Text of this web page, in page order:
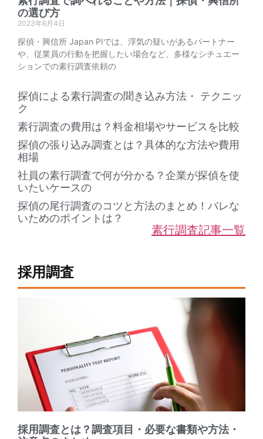
の選び方
2023年6月4日
探偵・興信所 Japan PIでは、浮気の疑いがあるパートナー
や、従業員の行動を把握したい場合など、多様なシチュエー
ションでの素行調査依頼の
探偵による素行調査の聞き込み方法・ テクニッ
ク
素行調査の費用は？料金相場やサービスを比較
探偵の張り込み調査とは？具体的な方法や費用
相場
社員の素行調査で何が分かる？企業が探偵を使
いたいケースの
探偵の尾行調査のコツと方法のまとめ！バレな
いためのポイントは？
素行調査記事一覧
採用調査
採用調査とは？調査項目・必要な書類や方法・